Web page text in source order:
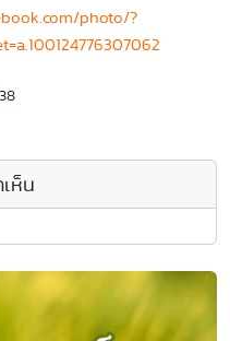
photo/?
ห็น